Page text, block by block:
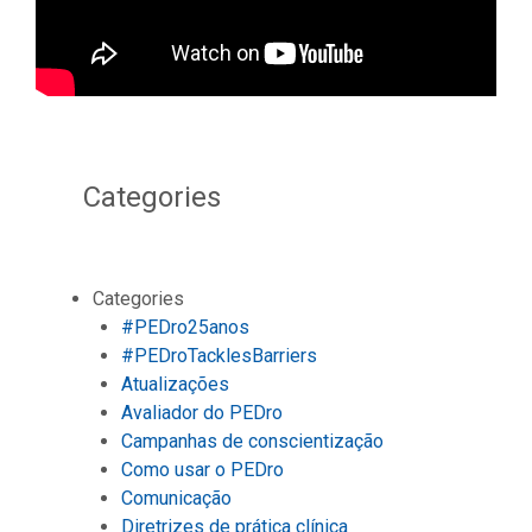
Categories
Categories
#PEDro25anos
#PEDroTacklesBarriers
Atualizações
Avaliador do PEDro
Campanhas de conscientização
Como usar o PEDro
Comunicação
Diretrizes de prática clínica